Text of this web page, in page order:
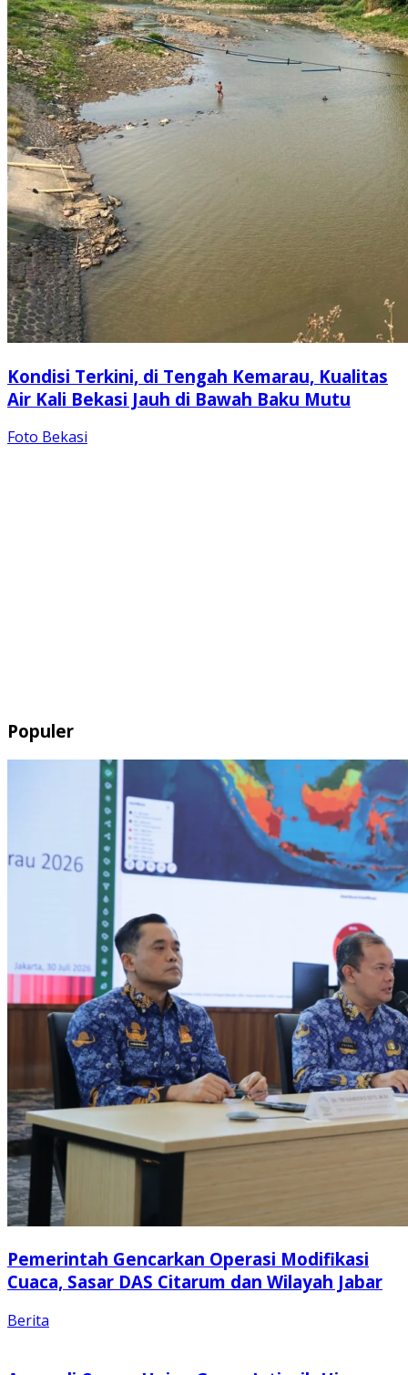
Kondisi Terkini, di Tengah Kemarau, Kualitas
Air Kali Bekasi Jauh di Bawah Baku Mutu
Foto Bekasi
Populer
Pemerintah Gencarkan Operasi Modifikasi
Cuaca, Sasar DAS Citarum dan Wilayah Jabar
Berita